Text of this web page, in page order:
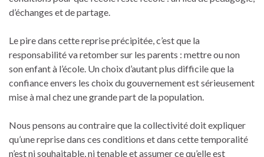
d’échanges et de partage.
Le pire dans cette reprise précipitée, c’est que la
responsabilité va retomber sur les parents : mettre ou non
son enfant à l’école. Un choix d’autant plus difficile que la
confiance envers les choix du gouvernement est sérieusement
mise à mal chez une grande part de la population.
Nous pensons au contraire que la collectivité doit expliquer
qu’une reprise dans ces conditions et dans cette temporalité
n’est ni souhaitable, ni tenable et assumer ce qu’elle est